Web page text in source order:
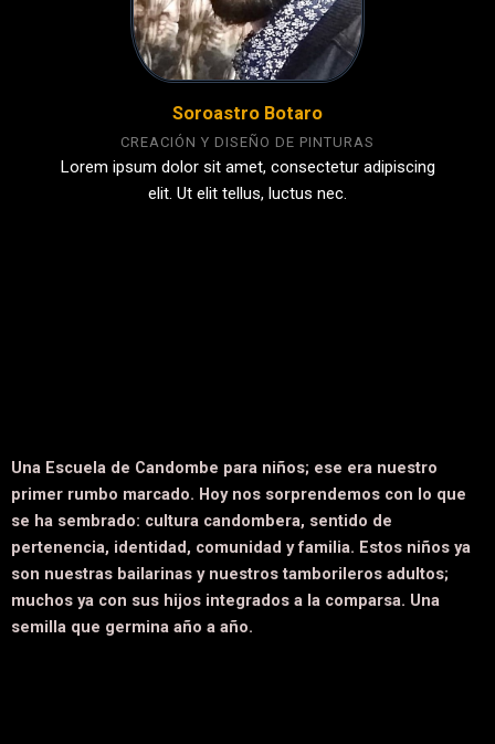
Soroastro Botaro
CREACIÓN Y DISEÑO DE PINTURAS
Lorem ipsum dolor sit amet, consectetur adipiscing
elit. Ut elit tellus, luctus nec.
Una Escuela de Candombe para niños; ese era nuestro
primer rumbo marcado. Hoy nos sorprendemos con lo que
se ha sembrado: cultura candombera, sentido de
pertenencia, identidad, comunidad y familia. Estos niños ya
son nuestras bailarinas y nuestros tamborileros adultos;
muchos ya con sus hijos integrados a la comparsa. Una
semilla que germina año a año.